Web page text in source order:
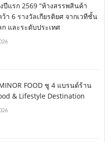
ปีแรก 2569 “ห้างสรรพสินค้า
า 6 รางวัลเกียรติยศ จากเวทีชั้น
และระดับประเทศ
FOOD ชู 4 แบรนด์ร้าน
& Lifestyle Destination